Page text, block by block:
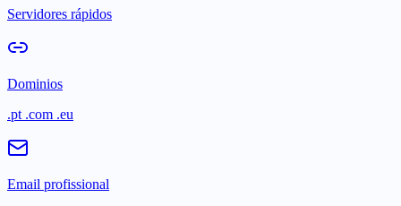
Servidores rápidos
Dominios
.pt .com .eu
Email profissional